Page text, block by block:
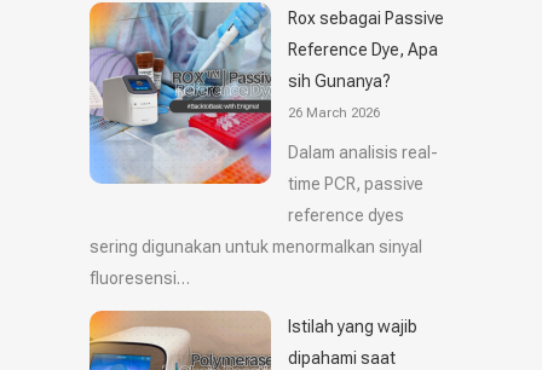
Rox sebagai Passive
Reference Dye, Apa
sih Gunanya?
26 March 2026
Dalam analisis real-
time PCR, passive
reference dyes
sering digunakan untuk menormalkan sinyal
fluoresensi…
Istilah yang wajib
dipahami saat